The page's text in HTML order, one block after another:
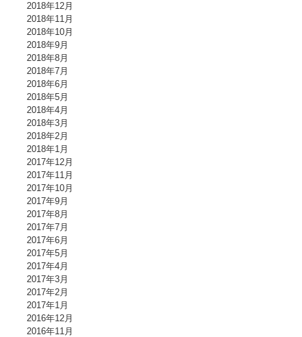
2018年12月
2018年11月
2018年10月
2018年9月
2018年8月
2018年7月
2018年6月
2018年5月
2018年4月
2018年3月
2018年2月
2018年1月
2017年12月
2017年11月
2017年10月
2017年9月
2017年8月
2017年7月
2017年6月
2017年5月
2017年4月
2017年3月
2017年2月
2017年1月
2016年12月
2016年11月